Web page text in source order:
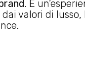
. È
valori di